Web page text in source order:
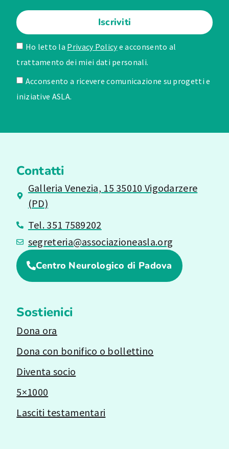
Ho letto la Privacy Policye acconsento al
trattamento dei miei dati personali.
Acconsento a ricevere comunicazione su progetti e
iniziative ASLA.
Iscriviti
Sostienici
Dona ora
Dona con bonifico o bollettino
Diventa socio
5×1000
Lasciti testamentari
Contatti
Galleria Venezia, 15 35010 Vigodarzere
(PD)
Tel. 351 7589202
segreteria@associazioneasla.org
Centro Neurologico di Padova